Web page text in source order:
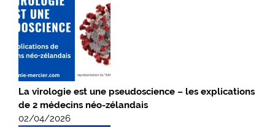
La virologie est une pseudoscience – les explications
de 2 médecins néo-zélandais
02/04/2026